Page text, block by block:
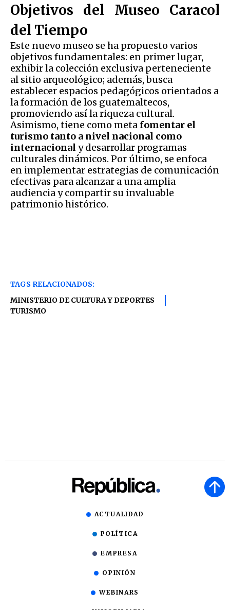
Objetivos del Museo Caracol
del Tiempo
Este nuevo museo se ha propuesto varios
objetivos fundamentales: en primer lugar,
exhibir la colección exclusiva perteneciente
al sitio arqueológico; además, busca
establecer espacios pedagógicos orientados a
la formación de los guatemaltecos,
promoviendo así la riqueza cultural.
Asimismo, tiene como meta fomentar el
turismo tanto a nivel nacional como
internacional y desarrollar programas
culturales dinámicos. Por último, se enfoca
en implementar estrategias de comunicación
efectivas para alcanzar a una amplia
audiencia y compartir su invaluable
patrimonio histórico.
TAGS RELACIONADOS:
MINISTERIO DE CULTURA Y DEPORTES
TURISMO
ACTUALIDAD
POLÍTICA
EMPRESA
OPINIÓN
WEBINARS